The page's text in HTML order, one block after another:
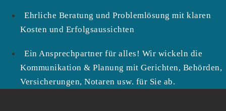
Ehrliche Beratung und Problemlösung mit klaren
Kosten und Erfolgsaussichten
Ein Ansprechpartner für alles! Wir wickeln die
Kommunikation & Planung mit Gerichten, Behörden,
Versicherungen, Notaren usw. für Sie ab.